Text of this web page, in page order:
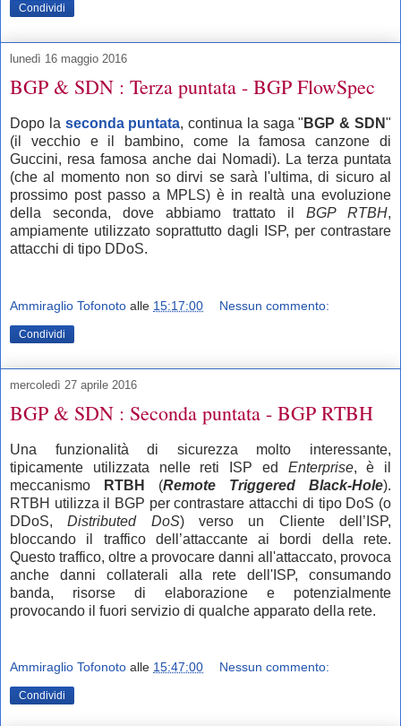
Condividi
lunedì 16 maggio 2016
BGP & SDN : Terza puntata - BGP FlowSpec
Dopo la seconda puntata, continua la saga " BGP & SDN"
(il vecchio e il bambino, come la famosa canzone di
Guccini, resa famosa anche dai Nomadi). La terza puntata
(che al momento non so dirvi se sarà l'ultima, di sicuro al
prossimo post passo a MPLS) è in realtà una evoluzione
della seconda, dove abbiamo trattato il BGP RTBH,
ampiamente utilizzato soprattutto dagli ISP, per contrastare
attacchi di tipo DDoS.
Ammiraglio Tofonoto alle 15:17:00 Nessun commento:
Condividi
mercoledì 27 aprile 2016
BGP & SDN : Seconda puntata - BGP RTBH
Una funzionalità di sicurezza molto interessante,
tipicamente utilizzata nelle reti ISP ed Enterprise, è il
meccanismo
RTBH (Remote Triggered Black-Hole).
RTBH utilizza il BGP per contrastare attacchi di tipo DoS (o
DDoS,Distributed DoS) verso un Cliente dell’ISP,
bloccando il traffico dell’attaccante ai bordi della rete.
Questo traffico, oltre a provocare danni all'attaccato, provoca
anche danni collaterali alla rete dell'ISP, consumando
banda, risorse di elaborazione e potenzialmente
provocando il fuori servizio di qualche apparato della rete.
Ammiraglio Tofonoto alle 15:47:00 Nessun commento:
Condividi